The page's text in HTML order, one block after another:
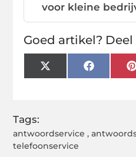
voor kleine
Goed artikel?
X
(Twitter)
Tags:
antwoordservice ,
telefoonservice